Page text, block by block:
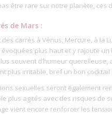
être rare sur notre planète, ces
de Mars :
des carrés à Vénus, Mercure, à la
plus haut et y rajoute
souvent d’humeur
plus irritable, bref un bon
sexuelles seront également
plus agités avec des risques de
vient encore renforcer les